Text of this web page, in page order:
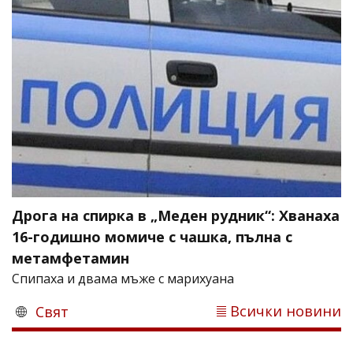
Дрога на спирка в „Меден рудник“: Хванаха
16-годишно момиче с чашка, пълна с
метамфетамин
Спипаха и двама мъже с марихуана
Свят Всички новини